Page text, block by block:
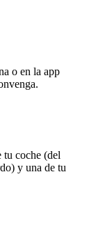
o en la app
tu coche (del
y una de tu